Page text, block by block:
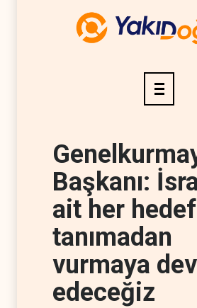
Başkanı:
ait her
tanımadan
vurmaya
edeceğiz